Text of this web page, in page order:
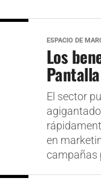
ESPACIO DE
Los
El sector
en
campañas